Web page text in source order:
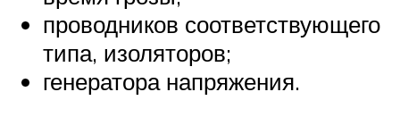
проводников соответствующего
типа, изоляторов;
генератора напряжения.